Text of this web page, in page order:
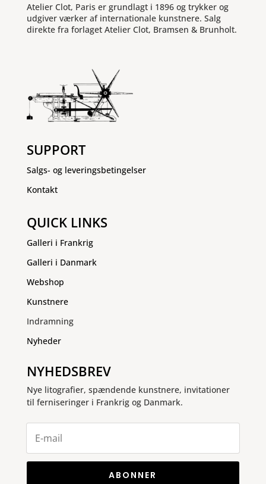
Atelier Clot, Paris er grundlagt i 1896 og trykker og
udgiver værker af internationale kunstnere. Salg
direkte fra forlaget Atelier Clot, Bramsen & Brunholt.
SUPPORT
Salgs- og leveringsbetingelser
Kontakt
QUICK LINKS
Galleri i Frankrig
Galleri i Danmark
Webshop
Kunstnere
Indramning
Nyheder
NYHEDSBREV
Nye litografier, spændende kunstnere, invitationer
til ferniseringer i Frankrig og Danmark.
ABONNER